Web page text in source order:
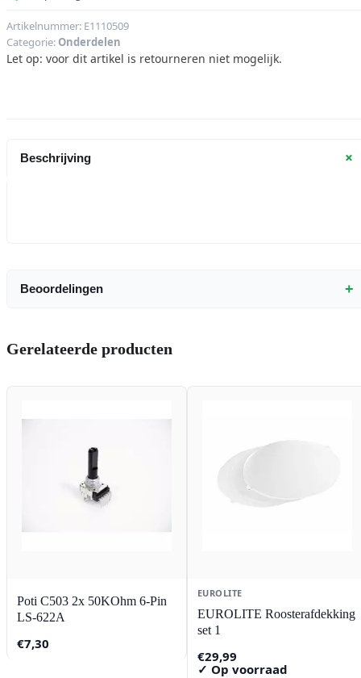
Artikelnummer: E1110509
Categorie: Onderdelen
Let op: voor dit artikel is retourneren niet mogelijk.
Beschrijving +
Beoordelingen +
Gerelateerde producten
Poti C503 2x 50KOhm 6-Pin
LS-622A
€7,30
EUROLITE
EUROLITE Roosterafdekking
set 1
€29,99
✓ Op voorraad